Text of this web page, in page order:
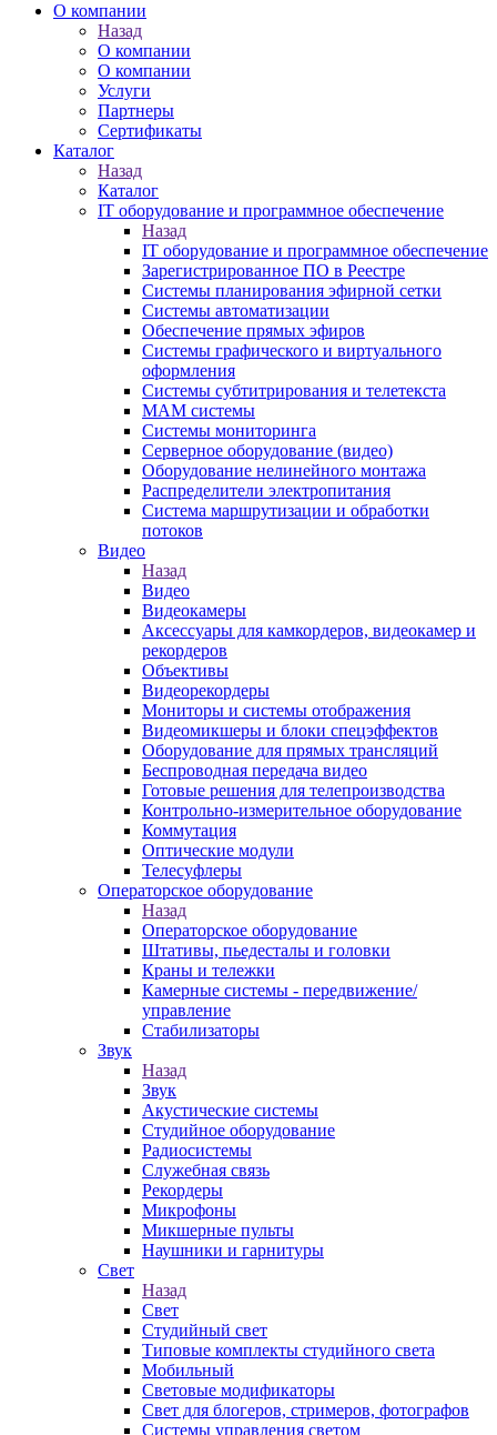
О компании
Назад
О компании
О компании
Услуги
Партнеры
Сертификаты
Каталог
Назад
Каталог
IT оборудование и программное обеспечение
Назад
IT оборудование и программное обеспечение
Зарегистрированное ПО в Реестре
Системы планирования эфирной сетки
Системы автоматизации
Обеспечение прямых эфиров
Системы графического и виртуального
оформления
Системы субтитрирования и телетекста
MAM системы
Системы мониторинга
Серверное оборудование (видео)
Оборудование нелинейного монтажа
Распределители электропитания
Система маршрутизации и обработки
потоков
Видео
Назад
Видео
Видеокамеры
Аксессуары для камкордеров, видеокамер и
рекордеров
Объективы
Видеорекордеры
Мониторы и системы отображения
Видеомикшеры и блоки спецэффектов
Оборудование для прямых трансляций
Беспроводная передача видео
Готовые решения для телепроизводства
Контрольно-измерительное оборудование
Коммутация
Оптические модули
Телесуфлеры
Операторское оборудование
Назад
Операторское оборудование
Штативы, пьедесталы и головки
Краны и тележки
Камерные системы - передвижение/
управление
Стабилизаторы
Звук
Назад
Звук
Акустические системы
Студийное оборудование
Радиосистемы
Служебная связь
Рекордеры
Микрофоны
Микшерные пульты
Наушники и гарнитуры
Свет
Назад
Свет
Студийный свет
Типовые комплекты студийного света
Мобильный
Световые модификаторы
Свет для блогеров, стримеров, фотографов
Системы управления светом